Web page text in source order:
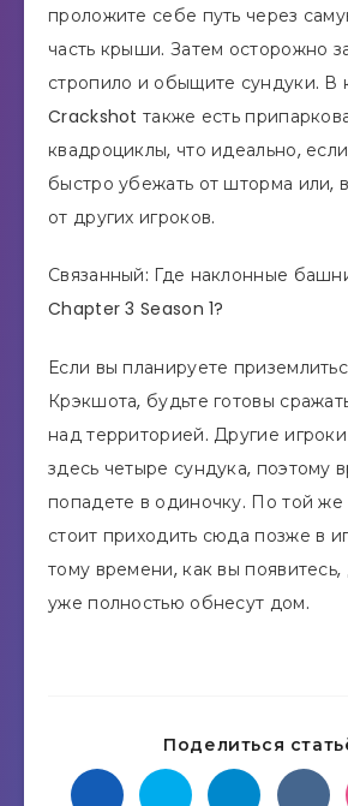
проложите себе путь через
часть крыши. Затем осторожно
стропило и обыщите сундуки. В
Crackshot также есть
квадроциклы, что идеально,
быстро убежать от шторма или,
от других игроков.
Связанный: Где наклонные
Chapter 3 Season 1?
Если вы планируете
Крэкшота, будьте готовы
над территорией. Другие
здесь четыре сундука, поэтому
попадете в одиночку. По той
стоит приходить сюда позже в
тому времени, как вы появитесь,
уже полностью обнесут дом.
Поделиться